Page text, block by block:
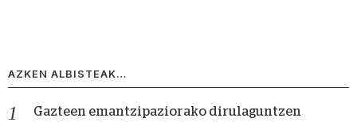
AZKEN ALBISTEAK…
Gazteen emantzipaziorako dirulaguntzen